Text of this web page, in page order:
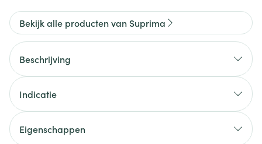
Bekijk alle producten van Suprima
Beschrijving
Indicatie
Eigenschappen